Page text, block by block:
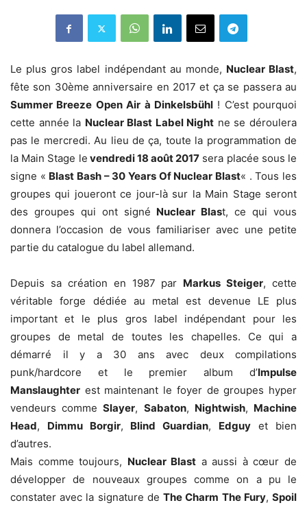
Le plus gros label indépendant au monde, Nuclear Blast,
fête son 30ème anniversaire en 2017 et ça se passera au
Summer Breeze Open Air à Dinkelsbühl! C’est pourquoi
cette année la Nuclear Blast Label Night ne se déroulera
pas le mercredi. Au lieu de ça, toute la programmation de
la Main Stage le vendredi 18 août 2017 sera placée sous le
signe « Blast Bash – 30 Years Of Nuclear Blast« . Tous les
groupes qui joueront ce jour-là sur la Main Stage seront
des groupes qui ont signé Nuclear Blast, ce qui vous
donnera l’occasion de vous familiariser avec une petite
partie du catalogue du label allemand.
Depuis sa création en 1987 par Markus Steiger, cette
véritable forge dédiée au metal est devenue LE plus
important et le plus gros label indépendant pour les
groupes de metal de toutes les chapelles. Ce qui a
démarré il y a 30 ans avec deux compilations
punk/hardcore et le premier album d’Impulse
Manslaughter est maintenant le foyer de groupes hyper
vendeurs commeSlayer, Sabaton, Nightwish, Machine
Head, Dimmu Borgir, Blind Guardian, Edguy et bien
d’autres.
Mais comme toujours, Nuclear Blast a aussi à cœur de
développer de nouveaux groupes comme on a pu le
constater avec la signature deThe Charm The Fury,Spoil